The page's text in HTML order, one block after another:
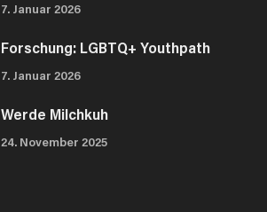
7. Januar 2026
Forschung: LGBTQ+ Youthpath
7. Januar 2026
Werde Milchkuh
24. November 2025